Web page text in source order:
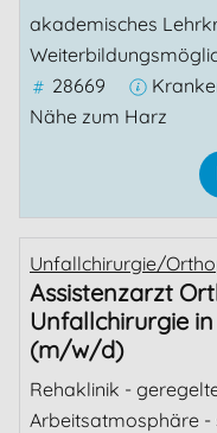
akademisches
28669
Nähe zum Harz
Unfallchirurgie/
Assistenzarzt
Unfallchirurgie
(m/w/d)
Rehaklinik -
Arbeitsatmosphäre -